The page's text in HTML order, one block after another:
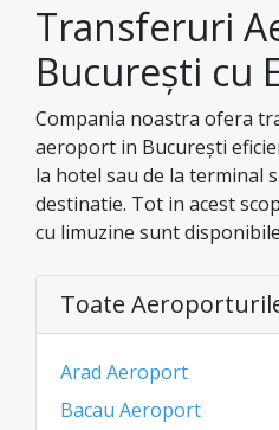
Transferuri
București cu
Compania noastra ofera
aeroport in București
la hotel sau de la terminal
destinatie. Tot in acest
cu limuzine sunt
Toate
Arad Aeroport
Bacau Aeroport